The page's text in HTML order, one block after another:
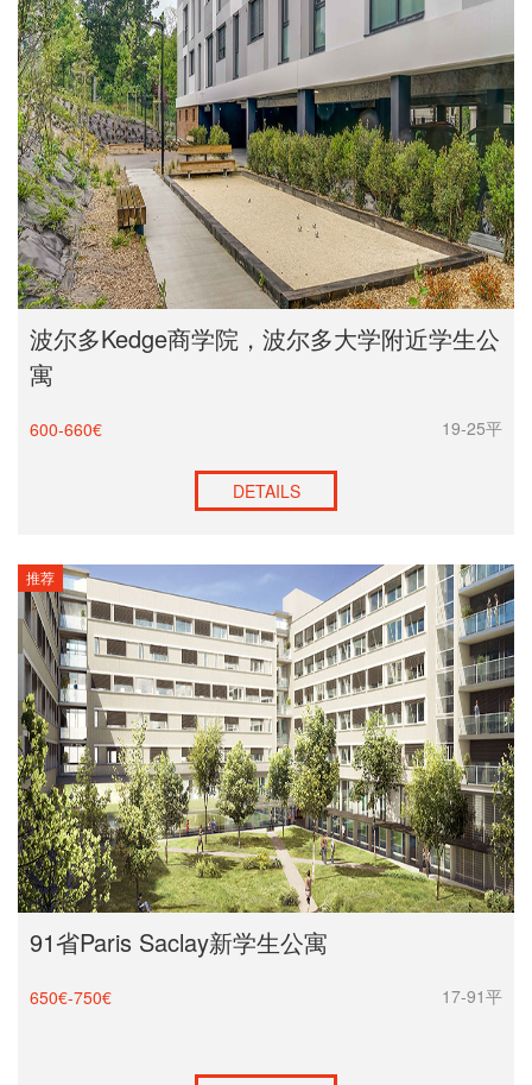
波尔多Kedge商学院，波尔多大学附近学生公
寓
600-660€ 19-25平
DETAILS
推荐
91省Paris Saclay新学生公寓
650€-750€ 17-91平